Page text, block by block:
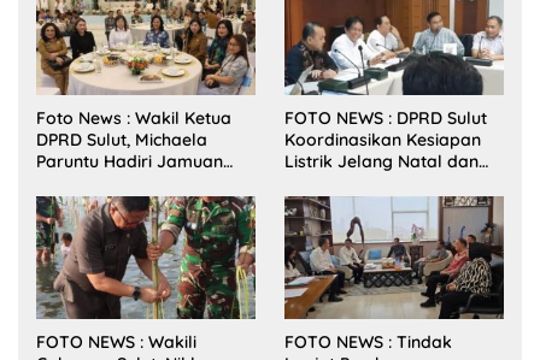
Foto News : Wakil Ketua
DPRD Sulut, Michaela
Paruntu Hadiri Jamuan
Sulut Bersama Wamenkes
RI
FOTO NEWS : DPRD Sulut
Koordinasikan Kesiapan
Listrik Jelang Natal dan
FOTO NEWS : Wakili
FOTO NEWS : Tindak